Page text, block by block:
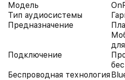
Модель
Тип аудиосистемы
Предназначение
Подключение
Беспроводная технология